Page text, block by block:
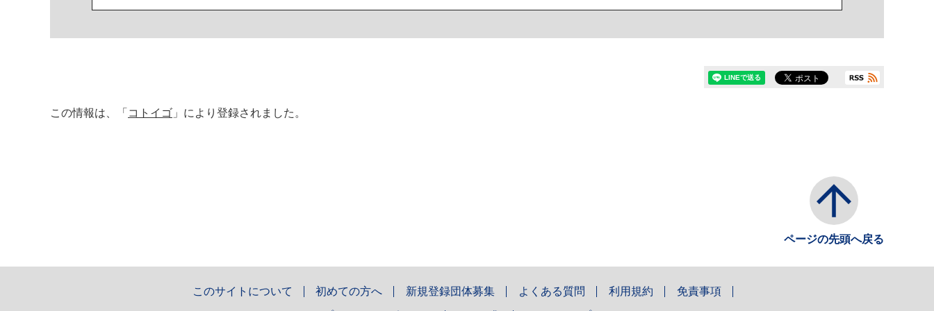
この情報は、「 コトイゴ 」により登録されました。
ページの先頭へ戻る
このサイトについて 初めての方へ 新規登録団体募集 よくある質問 利用規約 免責事項